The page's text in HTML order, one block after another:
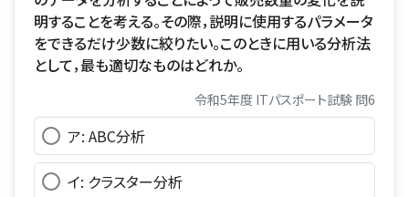
明することを考える。その際，説明に使用するパラメータ
をできるだけ少数に絞りたい。このときに用いる分析法
として，最も適切なものはどれか。
令和5年度 ITパスポート試験 問6
ア: ABC分析
イ: クラスター分析